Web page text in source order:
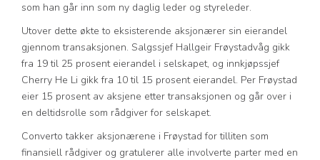
som han går inn som ny daglig leder og styreleder.
Utover dette økte to eksisterende aksjonærer sin eierandel
gjennom transaksjonen. Salgssjef Hallgeir Frøystadvåg gikk
fra 19 til 25 prosent eierandel i selskapet, og innkjøpssjef
Cherry He Li gikk fra 10 til 15 prosent eierandel. Per Frøystad
eier 15 prosent av aksjene etter transaksjonen og går over i
en deltidsrolle som rådgiver for selskapet.
Converto takker aksjonærene i Frøystad for tilliten som
finansiell rådgiver og gratulerer alle involverte parter med en